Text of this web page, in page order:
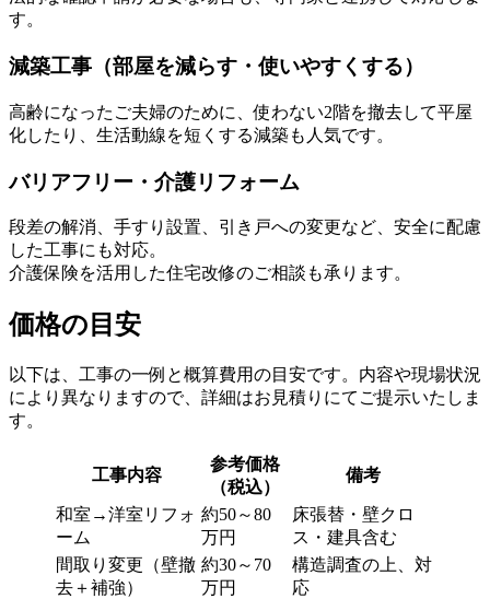
す。
減築工事（部屋を減らす・使いやすくする）
高齢になったご夫婦のために、使わない2階を撤去して平屋
化したり、生活動線を短くする減築も人気です。
バリアフリー・介護リフォーム
段差の解消、手すり設置、引き戸への変更など、安全に配慮
した工事にも対応。
介護保険を活用した住宅改修のご相談も承ります。
価格の目安
以下は、工事の一例と概算費用の目安です。内容や現場状況
により異なりますので、詳細はお見積りにてご提示いたしま
す。
工事内容
参考価格
（税込）
備考
和室→洋室リフォ
ーム
約50～80
万円
床張替・壁クロ
ス・建具含む
間取り変更（壁撤
去＋補強）
約30～70
万円
構造調査の上、対
応